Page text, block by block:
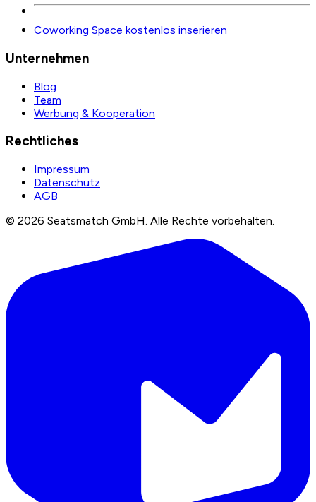
Coworking Space kostenlos inserieren
Unternehmen
Blog
Team
Werbung & Kooperation
Rechtliches
Impressum
Datenschutz
AGB
© 2026 Seatsmatch GmbH. Alle Rechte vorbehalten.